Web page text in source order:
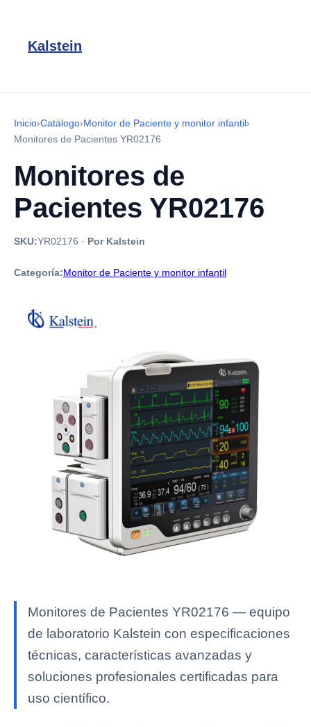
Kalstein
Inicio›Catálogo›Monitor de Paciente y monitor infantil›
Monitores de Pacientes YR02176
Monitores de
Pacientes YR02176
SKU:YR02176 · Por Kalstein
Categoría:Monitor de Paciente y monitor infantil
Monitores de Pacientes YR02176 — equipo
de laboratorio Kalstein con especificaciones
técnicas, características avanzadas y
soluciones profesionales certificadas para
uso científico.